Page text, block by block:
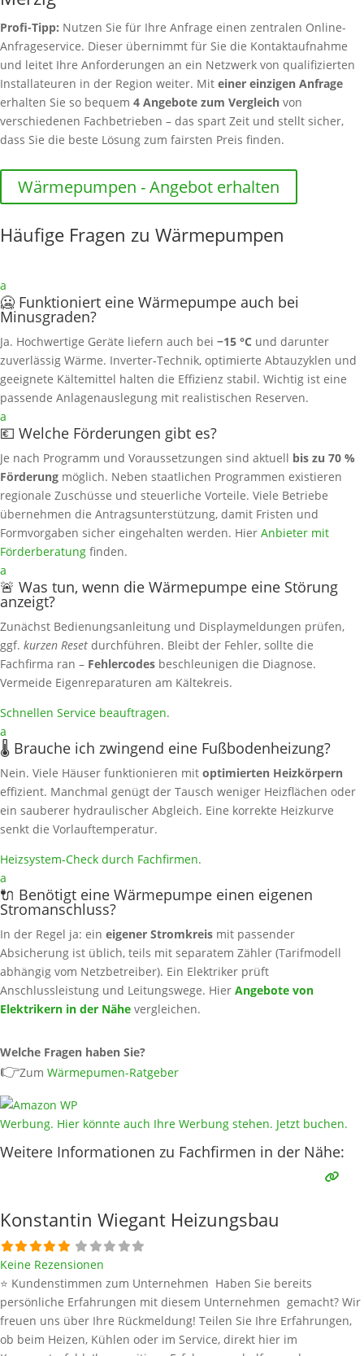
Profi-Tipp: Nutzen Sie für Ihre Anfrage einen zentralen Online-
Anfrageservice. Dieser übernimmt für Sie die Kontaktaufnahme
und leitet Ihre Anforderungen an ein Netzwerk von qualifizierten
Installateuren in der Region weiter. Mit einer einzigen Anfrage
erhalten Sie so bequem 4 Angebote zum Vergleich von
verschiedenen Fachbetrieben – das spart Zeit und stellt sicher,
dass Sie die beste Lösung zum fairsten Preis finden.
Wärmepumpen - Angebot erhalten
Häufige Fragen zu Wärmepumpen
a
🥶 Funktioniert eine Wärmepumpe auch bei
Minusgraden?
Ja. Hochwertige Geräte liefern auch bei −15 °C und darunter
zuverlässig Wärme. Inverter‑Technik, optimierte Abtauzyklen und
geeignete Kältemittel halten die Effizienz stabil. Wichtig ist eine
passende Anlagenauslegung mit realistischen Reserven.
a
💶 Welche Förderungen gibt es?
Je nach Programm und Voraussetzungen sind aktuell bis zu 70 %
Förderung möglich. Neben staatlichen Programmen existieren
regionale Zuschüsse und steuerliche Vorteile. Viele Betriebe
übernehmen die Antragsunterstützung, damit Fristen und
Formvorgaben sicher eingehalten werden. Hier Anbieter mit
Förderberatung finden.
a
🚨 Was tun, wenn die Wärmepumpe eine Störung
anzeigt?
Zunächst Bedienungsanleitung und Displaymeldungen prüfen,
ggf. kurzen Reset durchführen. Bleibt der Fehler, sollte die
Fachfirma ran – Fehlercodes beschleunigen die Diagnose.
Vermeide Eigenreparaturen am Kältekreis.
Schnellen Service beauftragen.
a
🌡️ Brauche ich zwingend eine Fußbodenheizung?
Nein. Viele Häuser funktionieren mit optimierten Heizkörpern
effizient. Manchmal genügt der Tausch weniger Heizflächen oder
ein sauberer hydraulischer Abgleich. Eine korrekte Heizkurve
senkt die Vorlauftemperatur.
Heizsystem‑Check durch Fachfirmen.
a
🔌 Benötigt eine Wärmepumpe einen eigenen
Stromanschluss?
In der Regel ja: ein eigener Stromkreis mit passender
Absicherung ist üblich, teils mit separatem Zähler (Tarifmodell
abhängig vom Netzbetreiber). Ein Elektriker prüft
Anschlussleistung und Leitungswege. Hier Angebote von
Elektrikern in der Nähe vergleichen.
Welche Fragen haben Sie?
👉Zum Wärmepumen-Ratgeber
Werbung. Hier könnte auch Ihre Werbung stehen. Jetzt buchen.
Weitere Informationen zu Fachfirmen in der Nähe:
Konstantin Wiegant Heizungsbau
Keine Rezensionen
⭐ Kundenstimmen zum Unternehmen Haben Sie bereits
persönliche Erfahrungen mit diesem Unternehmen gemacht? Wir
freuen uns über Ihre Rückmeldung! Teilen Sie Ihre Erfahrungen,
ob beim Heizen, Kühlen oder im Service, direkt hier im